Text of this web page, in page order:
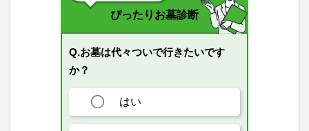
ぴったりお墓診断
Q.お墓は代々ついで行きたいです
か？
はい